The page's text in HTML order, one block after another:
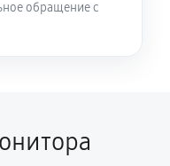
обращение с